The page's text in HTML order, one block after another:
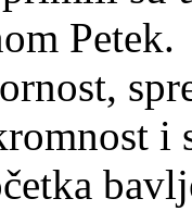
Petek.
i